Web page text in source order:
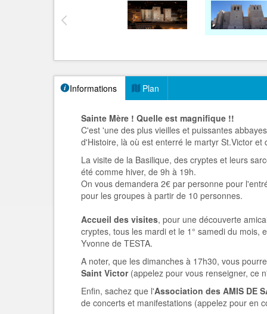
Informations Plan
Sainte Mère ! Quelle est magnifique !!
C'est 'une des plus vieilles et puissantes
d'Histoire, là où est enterré le martyr St.Victor et
La visite de la Basilique, des cryptes et leurs
été comme hiver, de 9h à 19h.
On vous demandera 2€ par personne pour
pour les groupes à partir de 10 personnes.
Accueil des visites, pour une découverte
cryptes, tous les mardi et le 1° samedi du mois,
Yvonne de TESTA.
A noter, que les dimanches à 17h30, vous
Saint Victor(appelez pour vous renseigner, ce
Enfin, sachez que l'Association des AMIS DE
de concerts et manifestations (appelez pour en